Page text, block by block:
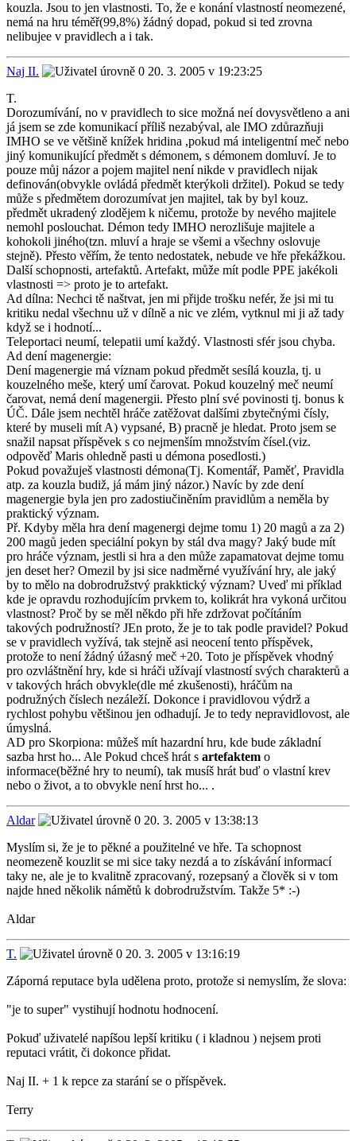
kouzla. Jsou to jen vlastnosti. To, že e konání vlastností neomezené,
nemá na hru téměř(99,8%) žádný dopad, pokud si ted zrovna
nelibujee v pravidlech a i tak.
Naj II.
20. 3. 2005 v 19:23:25
T.
Dorozumívání, no v pravidlech to sice možná neí dovysvětleno a ani
já jsem se zde komunikací příliš nezabýval, ale IMO zdůrazňuji
IMHO se ve většině knížek hridina ,pokud má inteligentní meč nebo
jiný komunikující předmět s démonem, s démonem domluví. Je to
pouze můj názor a pojem majitel není nikde v pravidlech nijak
definován(obvykle ovládá předmět kterýkoli držitel). Pokud se tedy
může s předmětem dorozumívat jen majitel, tak by byl kouz.
předmět ukradený zlodějem k ničemu, protože by nevého majitele
nemohl poslouchat. Démon tedy IMHO nerozlišuje majitele a
kohokoli jiného(tzn. mluví a hraje se všemi a všechny oslovuje
stejně). Přesto věřím, že tento nedostatek, nebude ve hře překážkou.
Další schopnosti, artefaktů. Artefakt, může mít podle PPE jakékoli
vlastnosti => proto je to artefakt.
Ad dílna: Nechci tě naštvat, jen mi přijde trošku nefér, že jsi mi tu
kritiku nedal všechnu už v dílně a nic ve zlém, vytknul mi ji až tady
když se i hodnotí...
Teleportaci neumí, telepatii umí každý. Vlastnosti sfér jsou chyba.
Ad dení magenergie:
Dení magenergie má víznam pokud předmět sesílá kouzla, tj. u
kouzelného meše, který umí čarovat. Pokud kouzelný meč neumí
čarovat, nemá dení magenergii. Přesto plní své povinosti tj. bonus k
ÚČ. Dále jsem nechtěl hráče zatěžovat dalšími zbytečnými čísly,
které by museli mít A) vypsané, B) pracně je hledat. Proto jsem se
snažil napsat příspěvek s co nejmenším množstvím čísel.(viz.
odpověď Maris ohledně pasti u démona posedlosti.)
Pokud považuješ vlastnosti démona(Tj. Komentář, Paměť, Pravidla
atp. za kouzla budiž, já mám jiný názor.) Navíc by zde dení
magenergie byla jen pro zadostiučiněním pravidlům a neměla by
praktický význam.
Př. Kdyby měla hra dení magenergi dejme tomu 1) 20 magů a za 2)
200 magů jeden speciální pokyn by stál dva magy? Jaký bude mít
pro hráče význam, jestli si hra a den může zapamatovat dejme tomu
jen deset her? Omezil by jsi sice nadměrné využívání hry, ale jaký
by to mělo na dobrodružstvý prakktický význam? Uveď mi příklad
kde je opravdu rozhodujícím prvkem to, kolikrát hra vykoná určitou
vlastnost? Proč by se měl někdo při hře zdržovat počítáním
takových podružností? JEn proto, že je to tak podle pravidel? Pokud
se v pravidlech vyžívá, tak stejně asi neocení tento příspěvek,
protože to není žádný úžasný meč +20. Toto je příspěvek vhodný
pro ozvláštnění hry, kde si hráči užívají vlastností svých charakterů a
v takových hrách obvykle(dle mé zkušenosti), hráčům na
podružných číslech nezáleží. Dokonce i pravidlovou výdrž a
rychlost pohybu většinou jen odhadují. Je to tedy nepravidlovost, ale
úmyslná.
AD pro Skorpiona: můžeš mít hazardní hru, kde bude základní
sazba hrst ho... Ale Pokud chceš hrát s artefaktem o
informace(běžné hry to neumí), tak musíš hrát buď o vlastní krev
nebo o život, a to obvykle není hrst ho... .
Aldar
20. 3. 2005 v 13:38:13
Myslím si, že je to pěkné a použitelné ve hře. Ta schopnost
neomezeně kouzlit se mi sice taky nezdá a to získávání informací
taky ne, ale je to kvalitně zpracovaný, rozepsaný a člověk si v tom
najde hned několik námětů k dobrodružstvím. Takže 5* :-)
Aldar
T.
20. 3. 2005 v 13:16:19
Záporná reputace byla udělena proto, protože si nemyslím, že slova:
"je to super" vystihují hodnotu hodnocení.
Pokuď uživatelé napíšou lepší kritiku ( i kladnou ) nejsem proti
reputaci vrátit, či dokonce přidat.
Naj II. + 1 k repce za starání se o příspěvek.
Terry